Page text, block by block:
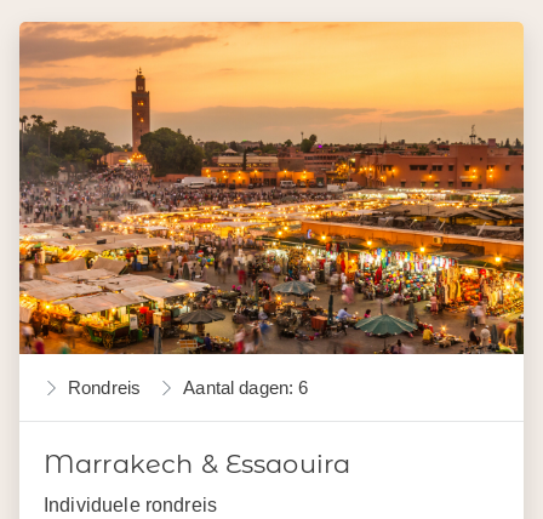
Rondreis Aantal dagen: 6
Marrakech & Essaouira
Individuele rondreis